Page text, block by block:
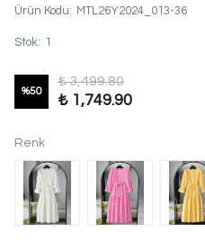
Ürün Kodu: MTL26Y2024_013-36
Stok: 1
%50
₺ 3,499.80
₺ 1,749.90
Renk